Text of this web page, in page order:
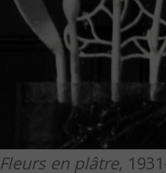
Fleurs en plâtre,